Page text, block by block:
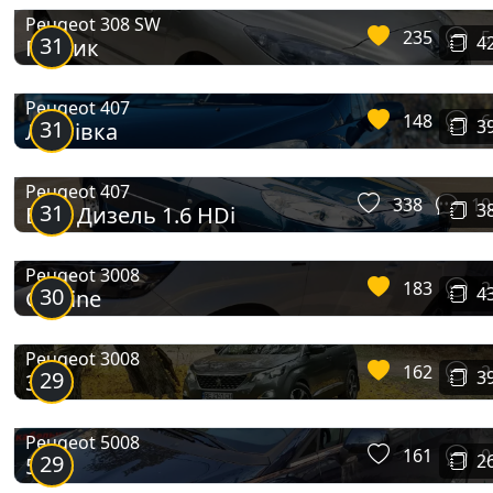
Partner Crossway
31
Peugeot 308 SW
Пижик 235 5
31
Peugeot 407
Ластівка 148 6
31
Peugeot 407
Він - Дизель 1.6 HDi 338 10
30
Peugeot 3008
GT Line 183 2
29
Peugeot 3008
3008 162 2
29
Peugeot 5008
5008 161 0